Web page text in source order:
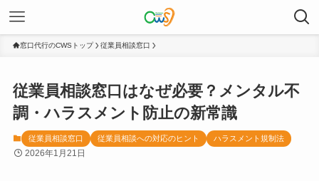
窓口代行のCWSトップ 従業員相談窓口
従業員相談窓口はなぜ必要？メンタル不
調・ハラスメント防止の新常識
従業員相談窓口 従業員相談への対応のヒント ハラスメント規制法
2026年1月21日